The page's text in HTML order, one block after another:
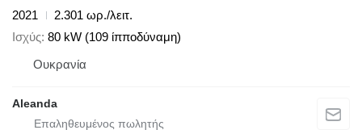
2021
2.301 ωρ./λειτ.
Ισχύς 80 kW (109 ίπποδύναμη)
Ουκρανία
Aleanda